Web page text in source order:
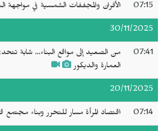
07:15 الأفران والمجففات الشمسية في مواجهة
30/11/2025
07:41
من الصعيد إلى مواقع البناء... شابة
العمارة والديكور
20/11/2025
07:14 اقتصاد المرأة مسار للتحرر وبناء مجتمع